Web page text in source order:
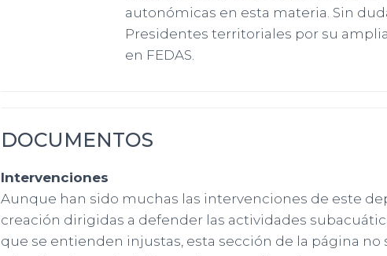
autonómicas en esta materia. Sin
Presidentes territoriales por su
en FEDAS.
DOCUMENTOS
Intervenciones
Aunque han sido muchas las intervenciones de este
creación dirigidas a defender las actividades
que se entienden injustas, esta sección de la página